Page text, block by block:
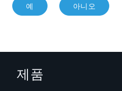
예 아니오
제품